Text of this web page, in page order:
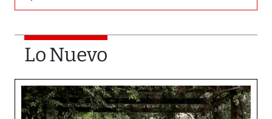
Lo Nuevo